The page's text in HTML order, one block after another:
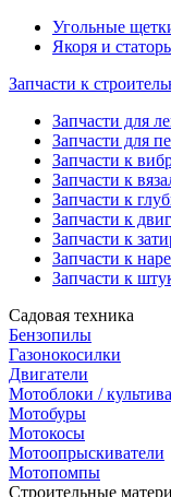
Угольные
Якоря и
Запчасти к
Запчасти для
Запчасти для
Запчасти к
Запчасти к
Запчасти к
Запчасти к
Запчасти к
Запчасти к
Запчасти к
Садовая техника
Бензопилы
Газонокосилки
Двигатели
Мотоблоки /
Мотобуры
Мотокосы
Мотоопрыскиватели
Мотопомпы
Строительные